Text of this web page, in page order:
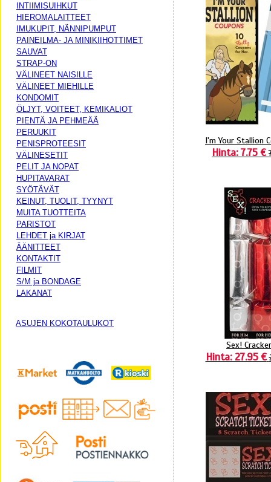
INTIIMISUIHKUT
HIEROMALAITTEET
IMUKUPIT, NÄNNIPUMPUT
PAINEILMA- JA MINIKIIHOTTIMET
SAUVAT
STRAP-ON
VÄLINEET NAISILLE
VÄLINEET MIEHILLE
KONDOMIT
ÖLJYT, VOITEET, KEMIKALIOT
PIENTÄ JA PEHMEÄÄ
PERUUKIT
PENISPROTEESIT
VÄLINESETIT
PELIT JA NOPAT
HUPITAVARAT
SYÖTÄVÄT
KEINUT, TUOLIT, TYYNYT
MUITA TUOTTEITA
PARISTOT
LEHDET ja KIRJAT
ÄÄNITTEET
KONTAKTIT
FILMIT
S/M ja BONDAGE
LAKANAT
ASUJEN KOKOTAULUKOT
I'm Your Stallion
Hinta: 7.75 €
Sex!
Hinta: 27.95 €